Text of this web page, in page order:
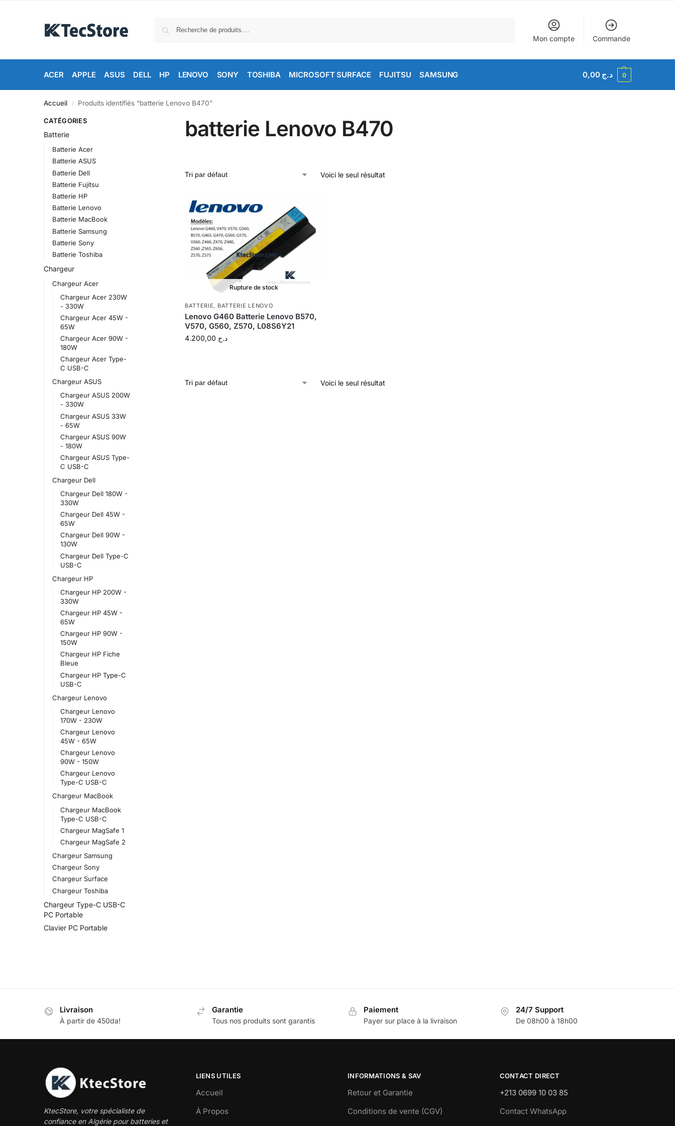
Mon compte Commande
ACER APPLE ASUS DELL HP LENOVO SONY TOSHIBA MICROSOFT SURFACE FUJITSU SAMSUNG د.ج 0,00 0
Accueil / Produits identifiés “batterie Lenovo B470”
batterie Lenovo B470
Voici le seul résultat
Rupture de stock
BATTERIE, BATTERIE LENOVO
Lenovo G460 Batterie Lenovo B570,
V570, G560, Z570, L08S6Y21
د.ج
Voici le seul résultat
CATÉGORIES
Batterie
Batterie Acer
Batterie ASUS
Batterie Dell
Batterie Fujitsu
Batterie HP
Batterie Lenovo
Batterie MacBook
Batterie Samsung
Batterie Sony
Batterie Toshiba
Chargeur
Chargeur Acer
Chargeur Acer 230W
- 330W
Chargeur Acer 45W -
65W
Chargeur Acer 90W -
180W
Chargeur Acer Type-
C USB-C
Chargeur ASUS
Chargeur ASUS 200W
- 330W
Chargeur ASUS 33W
- 65W
Chargeur ASUS 90W
- 180W
Chargeur ASUS Type-
C USB-C
Chargeur Dell
Chargeur Dell 180W -
330W
Chargeur Dell 45W -
65W
Chargeur Dell 90W -
130W
Chargeur Dell Type-C
USB-C
Chargeur HP
Chargeur HP 200W -
330W
Chargeur HP 45W -
65W
Chargeur HP 90W -
150W
Chargeur HP Fiche
Bleue
Chargeur HP Type-C
USB-C
Chargeur Lenovo
Chargeur Lenovo
170W - 230W
Chargeur Lenovo
45W - 65W
Chargeur Lenovo
90W - 150W
Chargeur Lenovo
Type-C USB-C
Chargeur MacBook
Chargeur MacBook
Type-C USB-C
Chargeur MagSafe 1
Chargeur MagSafe 2
Chargeur Samsung
Chargeur Sony
Chargeur Surface
Chargeur Toshiba
Chargeur Type-C USB-C
PC Portable
Clavier PC Portable
Livraison
À partir de 450da!
Garantie
Tous nos produits sont garantis
Paiement
Payer sur place à la livraison
24/7 Support
De 08h00 à 18h00
KtecStore, votre spécialiste de
confiance en Algérie pour batteries et
LIENS UTILES
Accueil
À Propos
INFORMATIONS & SAV
Retour et Garantie
Conditions de vente (CGV)
CONTACT DIRECT
+213 0699 10 03 85
Contact WhatsApp